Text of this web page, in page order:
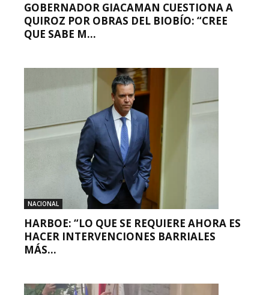
GOBERNADOR GIACAMAN CUESTIONA A
QUIROZ POR OBRAS DEL BIOBÍO: “CREE
QUE SABE M...
NACIONAL
HARBOE: “LO QUE SE REQUIERE AHORA ES
HACER INTERVENCIONES BARRIALES
MÁS...